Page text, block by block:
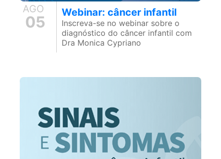
AGO
05
Webinar: câncer infantil
Inscreva-se no webinar sobre o
diagnóstico do câncer infantil com
Dra Monica Cypriano